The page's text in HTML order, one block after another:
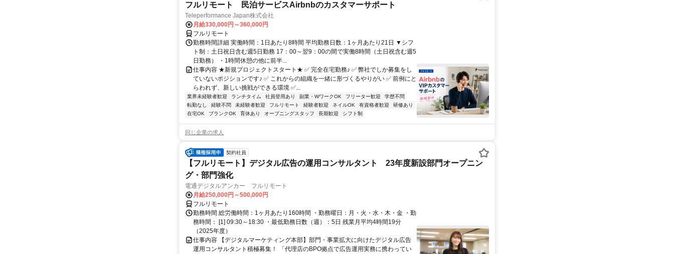
フルリモート 民泊サービスAirbnbのカスタマーサポート
Teleperformance Japan株式会社
月給330,000円～360,000円
フルリモート
勤務時間詳細 実働時間：1日あたり8時間 平均勤務日数：1ヶ月あたり21日 ▼シフ
ト制：土日祝日含む週5日勤務 17：00～翌9：00の間で実働8時間（土日祝含む週5
日勤務） ・1時間休憩の他に前半...
仕事内容 ★新規プロジェクトスタート★ ✅ 完全在宅勤務♪ ✅ 弊社でしか募集をし
ていないポジションです♪ ✅ これからの組織を一緒に形づくるやりがい ✅ 前例にと
らわれず、新しい挑戦ができる環境 ✅...
業界未経験者歓迎 ランチタイム 社員登用あり 副業・WワークOK フリーター歓迎
学歴不問
転勤なし
経験不問 未経験者歓迎 フルリモート 経験者歓迎 ネイルOK 有資格者歓迎
研修あり
在宅OK
ブランクOK 育休あり オープニングスタッフ 長期歓迎 シフト制
同じ企業の求人
契約社員
【フルリモート】デジタル広告の運用コンサルタント 23年度新設部門オープニン
グ・部門強化
電通デジタルアンカー フルリモート
月給250,000円～500,000円
フルリモート
勤務時間 総労働時間：1ヶ月あたり160時間 ・勤務曜日：月・火・水・木・金 ・勤
務時間： [1] 09:30～18:30 ・最低勤務日数（週）：5日 残業月平均4時間19分
（2025年度）
仕事内容 【デジタルマーケティング本部】部門・事業拡大に向けたデジタル広告
運用コンサルタント積極募集！ 「代理店のBPO拠点で広告運用実務に携わってい